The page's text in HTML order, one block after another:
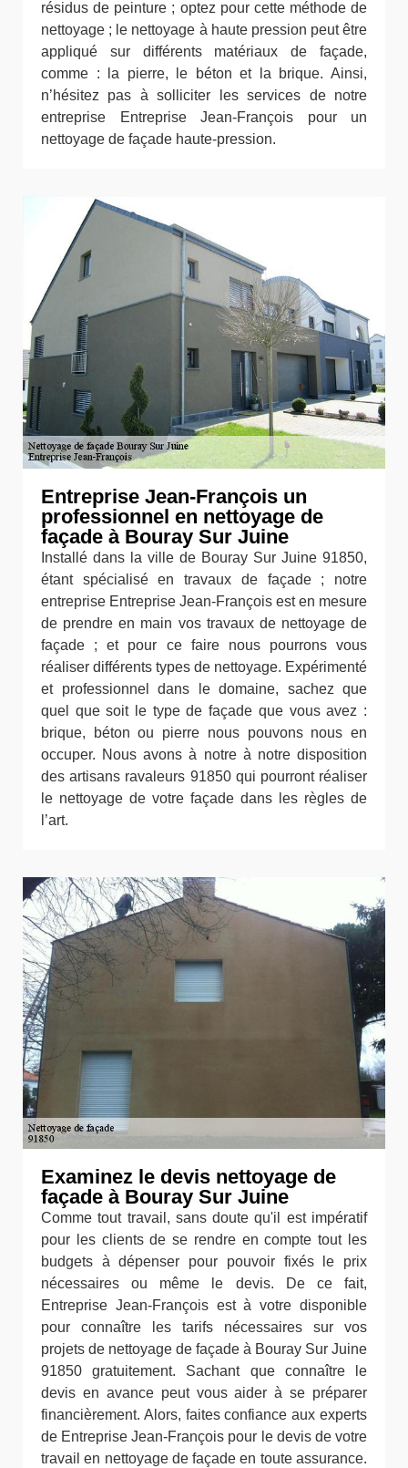
résidus de peinture ; optez pour cette méthode de
nettoyage ; le nettoyage à haute pression peut être
appliqué sur différents matériaux de façade,
comme : la pierre, le béton et la brique. Ainsi,
n’hésitez pas à solliciter les services de notre
entreprise Entreprise Jean-François pour un
nettoyage de façade haute-pression.
Entreprise Jean-François un
professionnel en nettoyage de
façade à Bouray Sur Juine
Installé dans la ville de Bouray Sur Juine 91850,
étant spécialisé en travaux de façade ; notre
entreprise Entreprise Jean-François est en mesure
de prendre en main vos travaux de nettoyage de
façade ; et pour ce faire nous pourrons vous
réaliser différents types de nettoyage. Expérimenté
et professionnel dans le domaine, sachez que
quel que soit le type de façade que vous avez :
brique, béton ou pierre nous pouvons nous en
occuper. Nous avons à notre à notre disposition
des artisans ravaleurs 91850 qui pourront réaliser
le nettoyage de votre façade dans les règles de
l’art.
Examinez le devis nettoyage de
façade à Bouray Sur Juine
Comme tout travail, sans doute qu'il est impératif
pour les clients de se rendre en compte tout les
budgets à dépenser pour pouvoir fixés le prix
nécessaires ou même le devis. De ce fait,
Entreprise Jean-François est à votre disponible
pour connaître les tarifs nécessaires sur vos
projets de nettoyage de façade à Bouray Sur Juine
91850 gratuitement. Sachant que connaître le
devis en avance peut vous aider à se préparer
financièrement. Alors, faites confiance aux experts
de Entreprise Jean-François pour le devis de votre
travail en nettoyage de façade en toute assurance.